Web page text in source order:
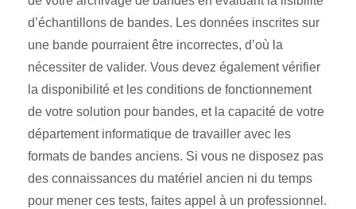
d’échantillons de bandes. Les données inscrites sur
une bande pourraient être incorrectes, d’où la
nécessiter de valider. Vous devez également vérifier
la disponibilité et les conditions de fonctionnement
de votre solution pour bandes, et la capacité de votre
département informatique de travailler avec les
formats de bandes anciens. Si vous ne disposez pas
des connaissances du matériel ancien ni du temps
pour mener ces tests, faites appel à un professionnel.